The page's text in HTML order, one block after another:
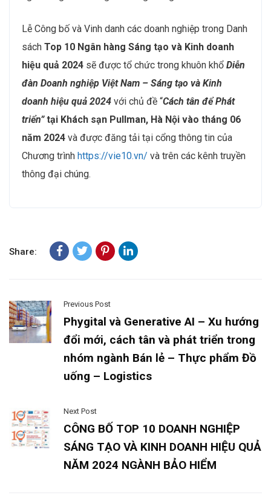
Lễ Công bố và Vinh danh các doanh nghiệp trong Danh
sách Top 10 Ngân hàng Sáng tạo và Kinh doanh
hiệu quả 2024 sẽ được tổ chức trong khuôn khổ Diễn
đàn Doanh nghiệp Việt Nam – Sáng tạo và Kinh
doanh hiệu quả 2024 với chủ đề “Cách tân để Phát
triển”tại Khách sạn Pullman, Hà Nội vào tháng 06
năm 2024 và được đăng tải tại cổng thông tin của
Chương trình https://vie10.vn/ và trên các kênh truyền
thông đại chúng.
Share:
Previous Post
Phygital và Generative AI – Xu hướng
đổi mới, cách tân và phát triển trong
nhóm ngành Bán lẻ – Thực phẩm Đồ
uống – Logistics
Next Post
CÔNG BỐ TOP 10 DOANH NGHIỆP
SÁNG TẠO VÀ KINH DOANH HIỆU QUẢ
NĂM 2024 NGÀNH BẢO HIỂM